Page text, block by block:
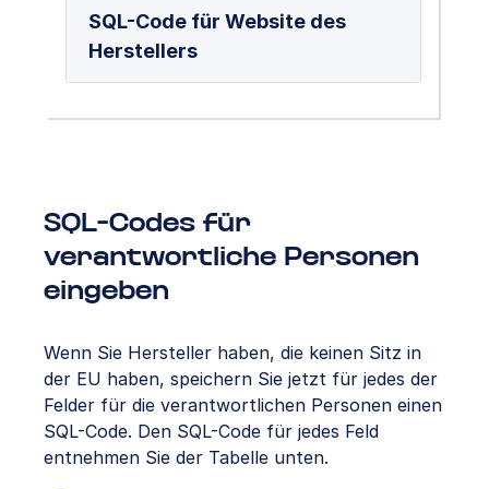
SQL-Code für Website des
Herstellers
SQL-Codes für
verantwortliche Personen
eingeben
Wenn Sie Hersteller haben, die keinen Sitz in
der EU haben, speichern Sie jetzt für jedes der
Felder für die verantwortlichen Personen einen
SQL-Code. Den SQL-Code für jedes Feld
entnehmen Sie der Tabelle unten.